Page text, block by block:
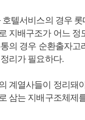
호텔서비스의 경우
지배구조가 어느 정
의 경우 순환출자고
리가 필요하다.
계열사들이 정리돼
삼는 지배구조체제